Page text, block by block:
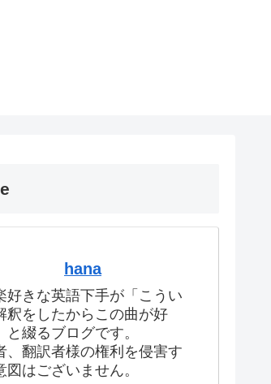
hana
好きな英語下手が「こうい
釈をしたからこの曲が好
と綴るブログです。
、翻訳者様の権利を侵害す
図はございません。